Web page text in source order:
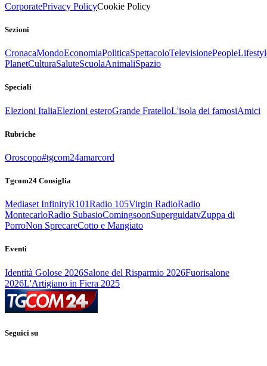
CorporatePrivacy PolicyCookie Policy
Sezioni
CronacaMondoEconomiaPoliticaSpettacoloTelevisionePeople
PlanetCulturaSaluteScuolaAnimaliSpazio
Speciali
Elezioni ItaliaElezioni esteroGrande FratelloL'isola dei famosiAmici
Rubriche
Oroscopo#tgcom24amarcord
Tgcom24 Consiglia
Mediaset InfinityR101Radio 105Virgin RadioRadio
MontecarloRadio SubasioComingsoonSuperguidatvZuppa di
PorroNon SprecareCotto e Mangiato
Eventi
Identità Golose 2026Salone del Risparmio 2026Fuorisalone
2026L'Artigiano in Fiera 2025
Seguici su